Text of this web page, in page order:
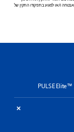
ו/או לפגוע בתפקודו התקין של